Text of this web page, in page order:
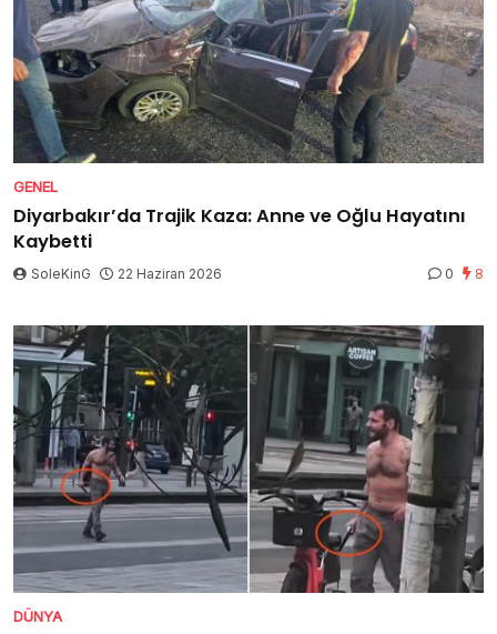
GENEL
Diyarbakır’da Trajik Kaza: Anne ve Oğlu Hayatını
Kaybetti
SoleKinG 22 Haziran 2026 0 8
DÜNYA